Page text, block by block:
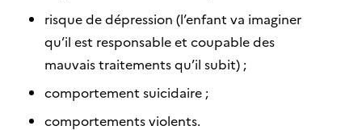
risque de dépression (l’enfant va imaginer
qu’il est responsable et coupable des
mauvais traitements qu’il subit) ;
comportement suicidaire ;
comportements violents.